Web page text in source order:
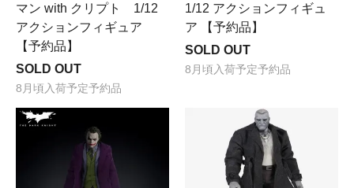
マン with クリプト 1/12
アクションフィギュア
【予約品】
SOLD OUT
8月頃入荷予定予約品
1/12 アクションフィギュ
ア 【予約品】
SOLD OUT
8月頃入荷予定予約品